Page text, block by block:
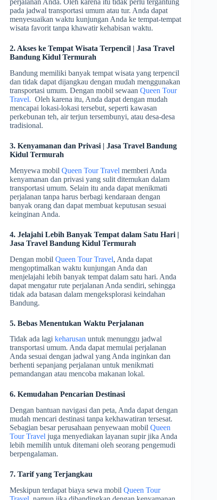
perjalanan Anda. Oleh karena itu tidak perlu tergantung
pada jadwal transportasi umum atau tur. Anda dapat
menyesuaikan waktu kunjungan Anda ke tempat-tempat
wisata favorit tanpa khawatir kehabisan waktu.
2. Akses ke Tempat Wisata Terpencil | Jasa Travel
Bandung Kidul Termurah
Bandung memiliki banyak tempat wisata yang terpencil
dan tidak dapat dijangkau dengan mudah menggunakan
transportasi umum. Dengan mobil sewaan Queen Tour
Travel. Oleh karena itu, Anda dapat dengan mudah
mencapai lokasi-lokasi tersebut, seperti kawasan
perkebunan teh, air terjun tersembunyi, atau desa-desa
tradisional.
3. Kenyamanan dan Privasi | Jasa Travel Bandung
Kidul Termurah
Menyewa mobil Queen Tour Travel memberi Anda
kenyamanan dan privasi yang sulit ditemukan dalam
transportasi umum. Selain itu anda dapat menikmati
perjalanan tanpa harus berbagi kendaraan dengan
banyak orang dan dapat membuat keputusan sesuai
keinginan Anda.
4. Jelajahi Lebih Banyak Tempat dalam Satu Hari |
Jasa Travel Bandung Kidul Termurah
Dengan mobil Queen Tour Travel, Anda dapat
mengoptimalkan waktu kunjungan Anda dan
menjelajahi lebih banyak tempat dalam satu hari. Anda
dapat mengatur rute perjalanan Anda sendiri, sehingga
tidak ada batasan dalam mengeksplorasi keindahan
Bandung.
5. Bebas Menentukan Waktu Perjalanan
Tidak ada lagi keharusan untuk menunggu jadwal
transportasi umum. Anda dapat memulai perjalanan
Anda sesuai dengan jadwal yang Anda inginkan dan
berhenti sepanjang perjalanan untuk menikmati
pemandangan atau mencoba makanan lokal.
6. Kemudahan Pencarian Destinasi
Dengan bantuan navigasi dan peta, Anda dapat dengan
mudah mencari destinasi tanpa kekhawatiran tersesat.
Sebagian besar perusahaan penyewaan mobil Queen
Tour Travel juga menyediakan layanan supir jika Anda
lebih memilih untuk ditemani oleh seorang pengemudi
berpengalaman.
7. Tarif yang Terjangkau
Meskipun terdapat biaya sewa mobil Queen Tour